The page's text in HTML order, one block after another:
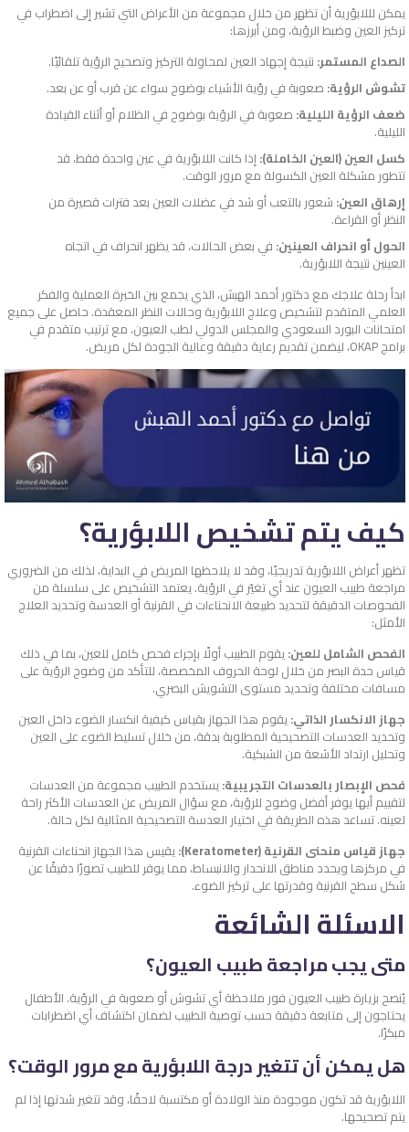
يمكن لللابؤرية أن تظهر من خلال مجموعة من الأعراض التي تشير إلى اضطراب في
تركيز العين وضبط الرؤية، ومن أبرزها:
الصداع المستمر: نتيجة إجهاد العين لمحاولة التركيز وتصحيح الرؤية تلقائيًا.
تشوش الرؤية: صعوبة في رؤية الأشياء بوضوح سواء عن قرب أو عن بعد.
ضعف الرؤية الليلية: صعوبة في الرؤية بوضوح في الظلام أو أثناء القيادة
الليلية.
كسل العين (العين الخاملة): إذا كانت اللابؤرية في عين واحدة فقط، قد
تتطور مشكلة العين الكسولة مع مرور الوقت.
إرهاق العين: شعور بالتعب أو شد في عضلات العين بعد فترات قصيرة من
النظر أو القراءة.
الحول أو انحراف العينين: في بعض الحالات، قد يظهر انحراف في اتجاه
العينين نتيجة اللابؤرية.
ابدأ رحلة علاجك مع دكتور أحمد الهبش، الذي يجمع بين الخبرة العملية والفكر
العلمي المتقدم لتشخيص وعلاج اللابؤرية وحالات النظر المعقدة. حاصل على جميع
امتحانات البورد السعودي والمجلس الدولي لطب العيون، مع ترتيب متقدم في
برامج OKAP، ليضمن تقديم رعاية دقيقة وعالية الجودة لكل مريض.
كيف يتم تشخيص اللابؤرية؟
تظهر أعراض اللابؤرية تدريجيًا، وقد لا يلاحظها المريض في البداية، لذلك من الضروري
مراجعة طبيب العيون عند أي تغيّر في الرؤية. يعتمد التشخيص على سلسلة من
الفحوصات الدقيقة لتحديد طبيعة الانحناءات في القرنية أو العدسة وتحديد العلاج
الأمثل:
الفحص الشامل للعين:يقوم الطبيب أولًا بإجراء فحص كامل للعين، بما في ذلك
قياس حدة البصر من خلال لوحة الحروف المخصصة، للتأكد من وضوح الرؤية على
مسافات مختلفة وتحديد مستوى التشويش البصري.
جهاز الانكسار الذاتي:يقوم هذا الجهاز بقياس كيفية انكسار الضوء داخل العين
وتحديد العدسات التصحيحية المطلوبة بدقة، من خلال تسليط الضوء على العين
وتحليل ارتداد الأشعة من الشبكية.
فحص الإبصار بالعدسات التجريبية:يستخدم الطبيب مجموعة من العدسات
لتقييم أيها يوفر أفضل وضوح للرؤية، مع سؤال المريض عن العدسات الأكثر راحة
لعينه. تساعد هذه الطريقة في اختيار العدسة التصحيحية المثالية لكل حالة.
جهاز قياس منحنى القرنية (Keratometer):
يقيس هذا الجهاز انحناءات القرنية
في مركزها ويحدد مناطق الانحدار والانبساط، مما يوفر للطبيب تصورًا دقيقًا عن
شكل سطح القرنية وقدرتها على تركيز الضوء.
الاسئلة الشائعة
متى يجب مراجعة طبيب العيون؟
يُنصح بزيارة طبيب العيون فور ملاحظة أي تشوش أو صعوبة في الرؤية. الأطفال
يحتاجون إلى متابعة دقيقة حسب توصية الطبيب لضمان اكتشاف أي اضطرابات
مبكرًا.
هل يمكن أن تتغير درجة اللابؤرية مع مرور الوقت؟
اللابؤرية قد تكون موجودة منذ الولادة أو مكتسبة لاحقًا، وقد تتغير شدتها إذا لم
يتم تصحيحها.